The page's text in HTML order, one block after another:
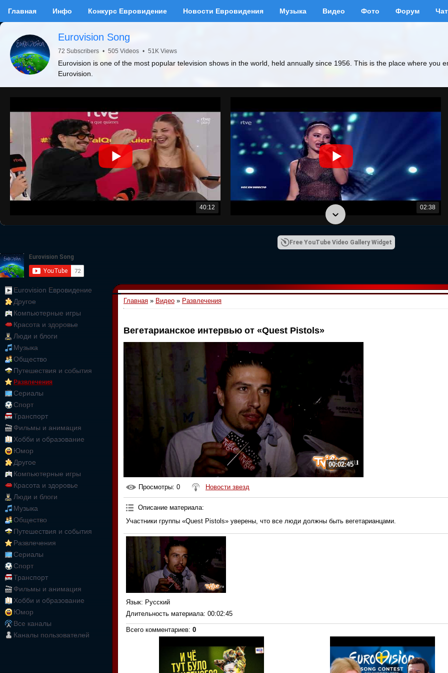
Главная Инфо Конкурс Евровидение Новости Евровидения Музыка Видео Фото Форум Чат
Eurovision Song
72 Subscribers • 505 Videos • 51K Views
Eurovision is one of the most popular television shows in the world, held annually since 1956. This is the place where you
Eurovision.
40:12 02:38
Free YouTube Video Gallery Widget
Eurovision Евровидение
Другое
Компьютерные игры
Красота и здоровье
Люди и блоги
Музыка
Общество
Путешествия и события
Развлечения
Сериалы
Спорт
Транспорт
Фильмы и анимация
Хобби и образование
Юмор
Другое
Компьютерные игры
Красота и здоровье
Люди и блоги
Музыка
Общество
Путешествия и события
Развлечения
Сериалы
Спорт
Транспорт
Фильмы и анимация
Хобби и образование
Юмор
Все каналы
Каналы пользователей
Главная » Видео » Развлечения
Вегетарианское интервью от «Quest Pistols»
00:02:45
Просмотры: 0 Новости звезд
Описание материала:
Участники группы «Quest Pistols» уверены, что все люди должны быть вегетарианцами.
Язык: Русский
Длительность материала: 00:02:45
Всего комментариев: 0